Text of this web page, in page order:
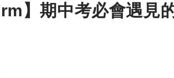
】期中考必會遇見